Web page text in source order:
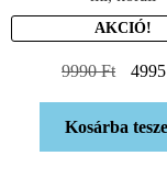
AKCIÓ!
9990Ft 4995
Kosárba